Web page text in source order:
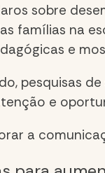
sobre
famílias na
e
pesquisas
e
a